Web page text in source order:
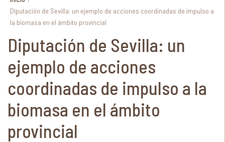
Diputación de Sevilla: un ejemplo de acciones coordinadas de impulso a
la biomasa en el ámbito provincial
Diputación de Sevilla: un
ejemplo de acciones
coordinadas de impulso a la
biomasa en el ámbito
provincial